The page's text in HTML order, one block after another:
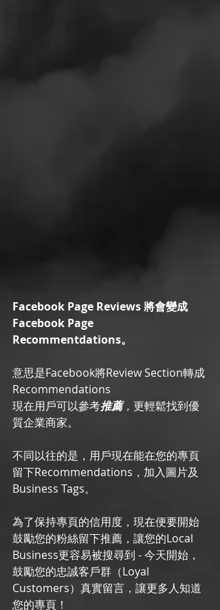
Facebook Page Reviews 將會變成
Facebook Page
Recommentdations。
意思是Facebook將Review Section轉成
Recommendations
現在用戶可以參考推薦， 更輕鬆找到優
質企業商家。
不同以往的是，用戶現在能在您的專頁
留下Recommendations，加入圖片及
Business Tags。
為了保持專頁的信用度，現在便要開始
鼓勵您的粉絲留下推薦，讓您的Local
Business更容易被搜尋到 - 今天開始，
鼓勵您的忠誠客戶群（Loyal
Customers）真實留言，讓更多人知道
您的專頁！